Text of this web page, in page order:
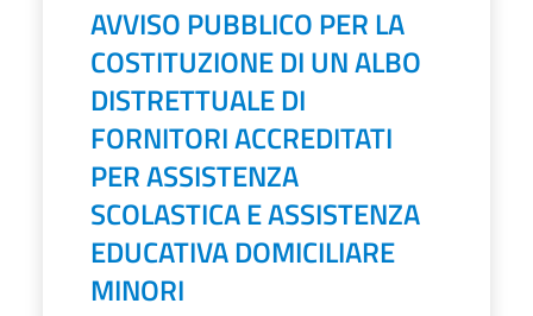
AVVISO PUBBLICO PER LA
COSTITUZIONE DI UN ALBO
DISTRETTUALE DI
FORNITORI ACCREDITATI
PER ASSISTENZA
SCOLASTICA E ASSISTENZA
EDUCATIVA DOMICILIARE
MINORI